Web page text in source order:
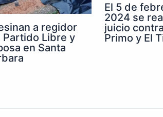
a regidor
Partido Libre y
en Santa
El 5 de
2024 se
juicio
Primo y El